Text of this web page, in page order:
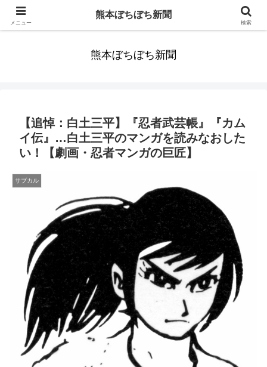
みんなまだ気づかずすごしていたんだわ。ずっといっしょに歩いてゆけるっ
熊本ぼちぼち新聞
【追悼：白土三平】『忍者武芸帳』『カム
イ伝』…白土三平のマンガを読みなおした
い！【劇画・忍者マンガの巨匠】
サブカル
メニュー
熊本ぼちぼち新聞
検索